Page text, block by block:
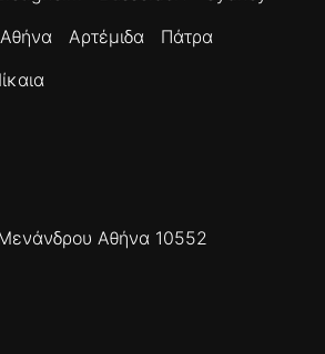
Αθήνα Αρτέμιδα
Πάτρα
Αθήνα 10552